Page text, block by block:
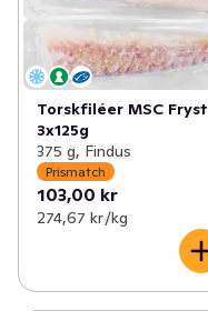
Torskfiléer MSC Fryst
3x125g
375 g, Findus
Prismatch
103,00 kr
274,67 kr /kg